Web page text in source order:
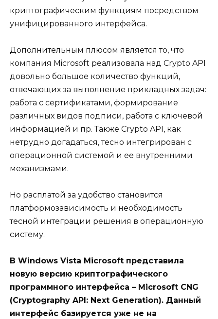
криптографическим функциям посредством
унифицированного интерфейса.
Дополнительным плюсом является то, что
компания Microsoft реализовала над Crypto API
довольно большое количество функций,
отвечающих за выполнение прикладных задач:
работа с сертификатами, формирование
различных видов подписи, работа с ключевой
информацией и пр. Также Crypto API, как
нетрудно догадаться, тесно интегрирован с
операционной системой и ее внутренними
механизмами.
Но расплатой за удобство становится
платформозависимость и необходимость
тесной интеграции решения в операционную
систему.
В Windows Vista Microsoft представила
новую версию криптографического
программного интерфейса – Microsoft CNG
(Cryptography API: Next Generation). Данный
интерфейс базируется уже не на